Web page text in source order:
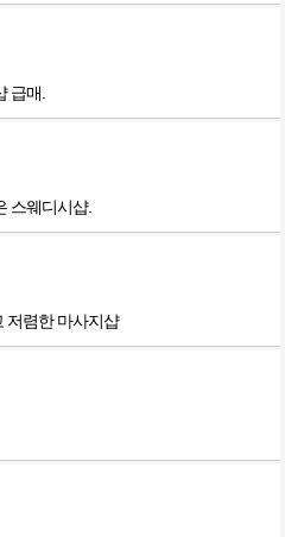
급매.
스웨디시샵.
저렴한 마사지샵